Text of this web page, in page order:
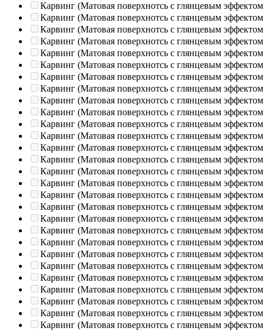
Карвинг (Матовая поверхнотсь с глянцевым эффектом
Карвинг (Матовая поверхнотсь с глянцевым эффектом
Карвинг (Матовая поверхнотсь с глянцевым эффектом
Карвинг (Матовая поверхнотсь с глянцевым эффектом
Карвинг (Матовая поверхнотсь с глянцевым эффектом
Карвинг (Матовая поверхнотсь с глянцевым эффектом
Карвинг (Матовая поверхнотсь с глянцевым эффектом
Карвинг (Матовая поверхнотсь с глянцевым эффектом
Карвинг (Матовая поверхнотсь с глянцевым эффектом
Карвинг (Матовая поверхнотсь с глянцевым эффектом
Карвинг (Матовая поверхнотсь с глянцевым эффектом
Карвинг (Матовая поверхнотсь с глянцевым эффектом
Карвинг (Матовая поверхнотсь с глянцевым эффектом
Карвинг (Матовая поверхнотсь с глянцевым эффектом
Карвинг (Матовая поверхнотсь с глянцевым эффектом
Карвинг (Матовая поверхнотсь с глянцевым эффектом
Карвинг (Матовая поверхнотсь с глянцевым эффектом
Карвинг (Матовая поверхнотсь с глянцевым эффектом
Карвинг (Матовая поверхнотсь с глянцевым эффектом
Карвинг (Матовая поверхнотсь с глянцевым эффектом
Карвинг (Матовая поверхнотсь с глянцевым эффектом
Карвинг (Матовая поверхнотсь с глянцевым эффектом
Карвинг (Матовая поверхнотсь с глянцевым эффектом
Карвинг (Матовая поверхнотсь с глянцевым эффектом
Карвинг (Матовая поверхнотсь с глянцевым эффектом
Карвинг (Матовая поверхнотсь с глянцевым эффектом
Карвинг (Матовая поверхнотсь с глянцевым эффектом
Карвинг (Матовая поверхнотсь с глянцевым эффектом